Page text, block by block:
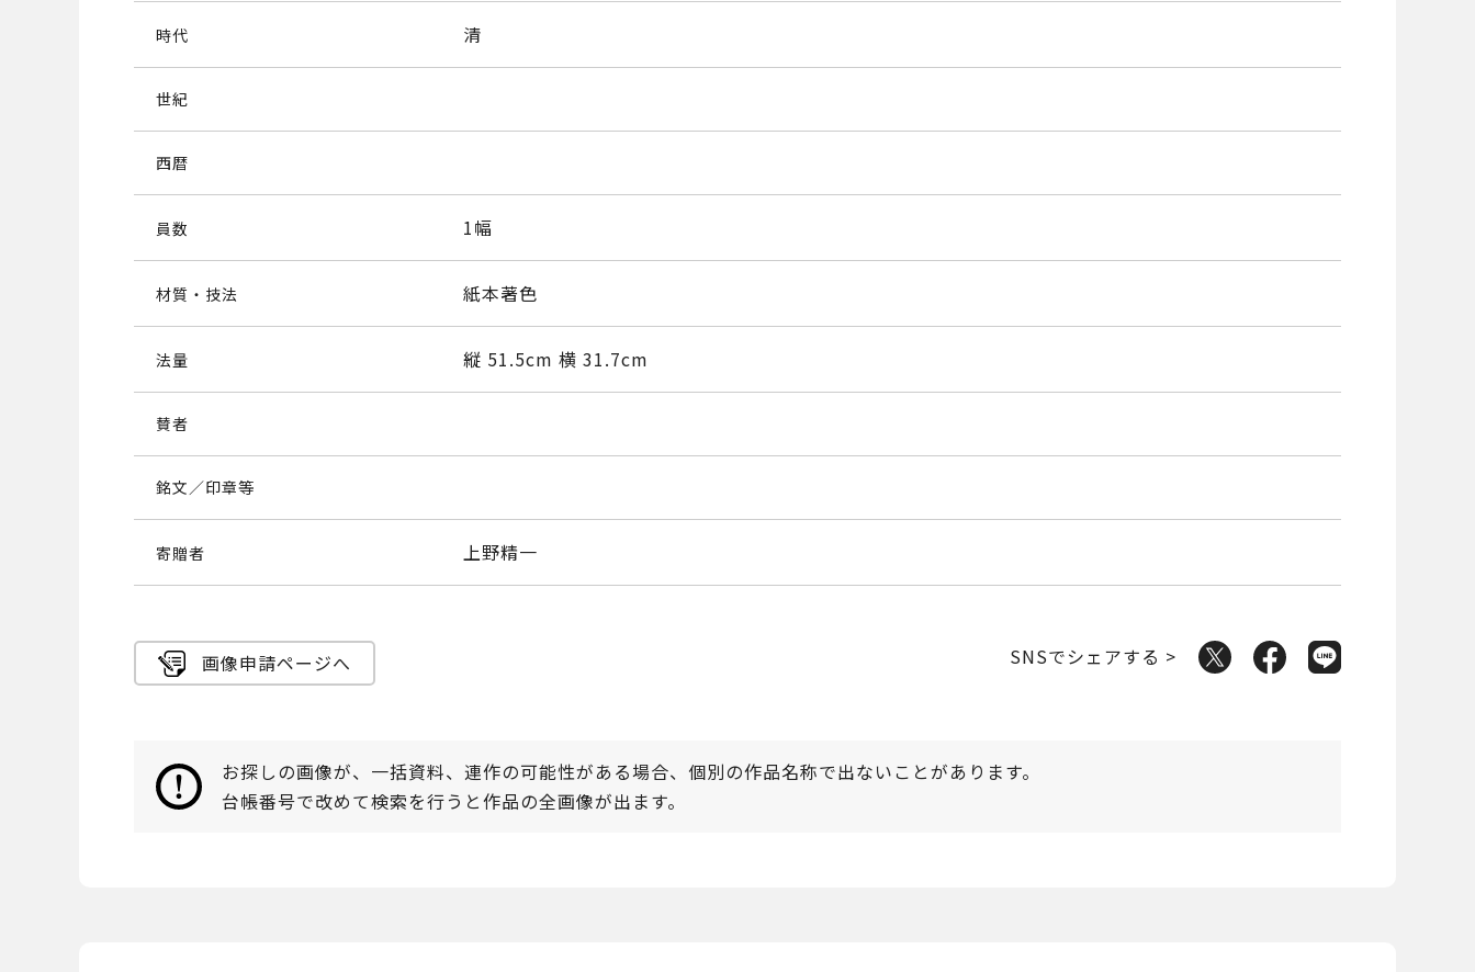
時代 清
世紀
西暦
員数 1幅
材質・技法 紙本著色
法量 縦 51.5cm 横 31.7cm
賛者
銘文／印章等
寄贈者 上野精一
画像申請ページへ SNSでシェアする >
お探しの画像が、一括資料、連作の可能性がある場合、個別の作品名称で出ないことがあります。
台帳番号で改めて検索を行うと作品の全画像が出ます。